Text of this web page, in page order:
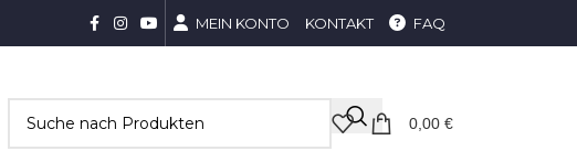
MEIN KONTO KONTAKT FAQ
0,00 €